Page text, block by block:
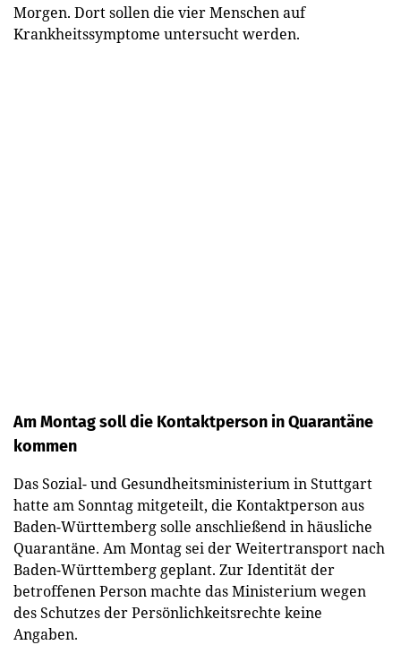
Morgen. Dort sollen die vier Menschen auf
Krankheitssymptome untersucht werden.
Am Montag soll die Kontaktperson in Quarantäne
kommen
Das Sozial- und Gesundheitsministerium in Stuttgart
hatte am Sonntag mitgeteilt, die Kontaktperson aus
Baden-Württemberg solle anschließend in häusliche
Quarantäne. Am Montag sei der Weitertransport nach
Baden-Württemberg geplant. Zur Identität der
betroffenen Person machte das Ministerium wegen
des Schutzes der Persönlichkeitsrechte keine
Angaben.